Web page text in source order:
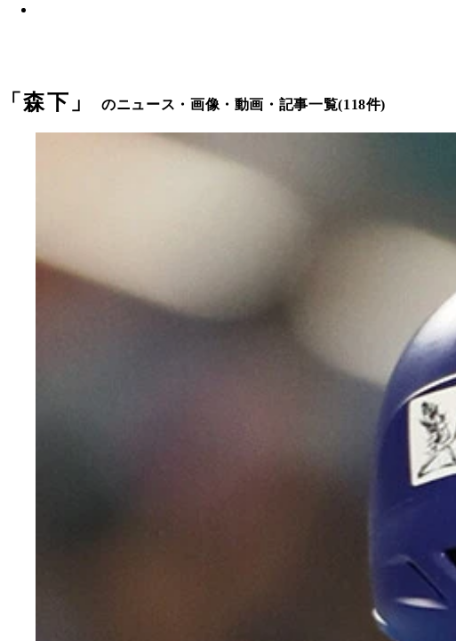
「森下 」のニュース・画像・動画・記事一覧(118件)